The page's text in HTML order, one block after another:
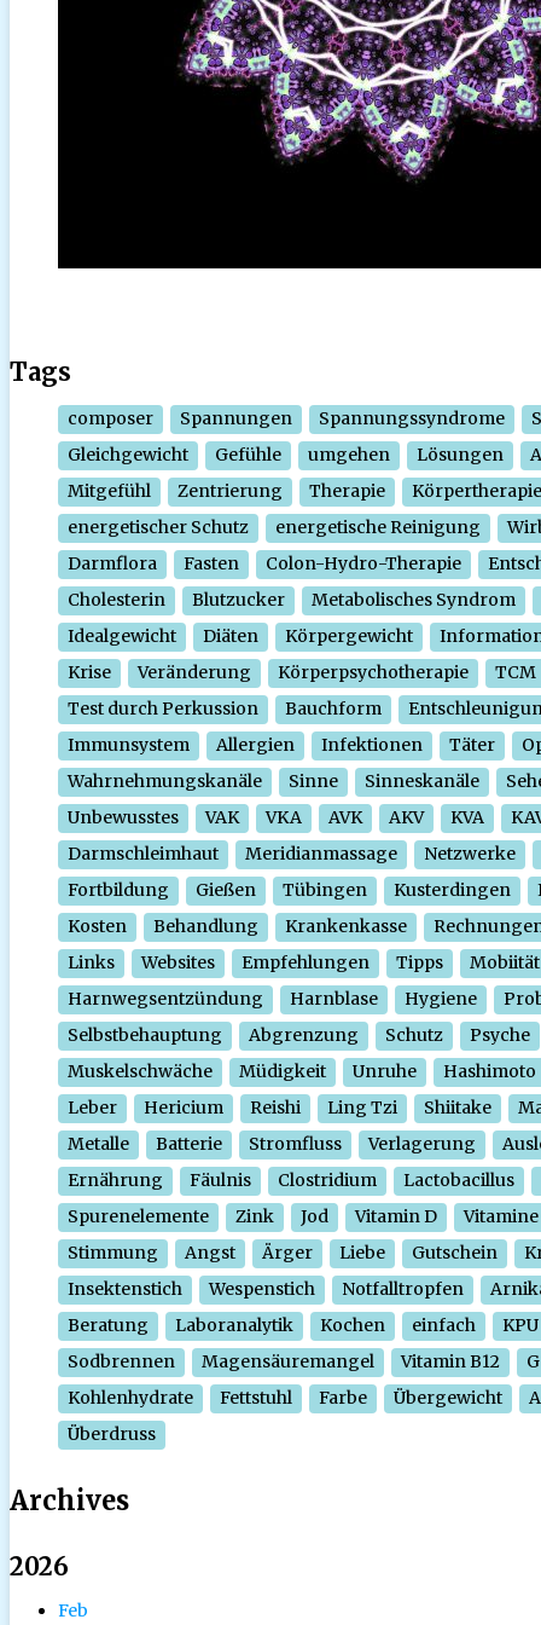
Tags
composer Spannungen Spannungssyndrome
Gleichgewicht
Gefühle umgehen Lösungen
Mitgefühl
Zentrierung Therapie
Körpertherapie
energetischer Schutz
energetische Reinigung
Darmflora
Fasten Colon-Hydro-Therapie
Cholesterin
Blutzucker
Metabolisches Syndrom
Idealgewicht
Diäten Körpergewicht
Krise
Veränderung Körperpsychotherapie
TCM
Test durch Perkussion
Bauchform
Immunsystem
Allergien Infektionen Täter
Wahrnehmungskanäle
Sinne Sinneskanäle
Unbewusstes
VAK VKA AVK AKV KVA
Darmschleimhaut
Meridianmassage
Netzwerke
Fortbildung
Gießen Tübingen Kusterdingen
Kosten
Behandlung Krankenkasse
Links
Websites Empfehlungen Tipps
Mobiität
Harnwegsentzündung
Harnblase Hygiene
Selbstbehauptung
Abgrenzung Schutz
Psyche
Muskelschwäche
Müdigkeit Unruhe
Hashimoto
Leber
Hericium Reishi Ling Tzi Shiitake
Metalle
Batterie Stromfluss Verlagerung
Ernährung
Fäulnis Clostridium
Lactobacillus
Spurenelemente
Zink Jod Vitamin D
Vitamine
Stimmung
Angst Ärger Liebe Gutschein
Insektenstich
Wespenstich Notfalltropfen
Beratung
Laboranalytik Kochen einfach
KPU
Sodbrennen
Magensäuremangel Vitamin B12
Kohlenhydrate
Fettstuhl Farbe Übergewicht
Überdruss
Archives
2026
Feb